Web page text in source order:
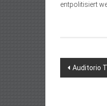
entpolitisiert
Auditorio